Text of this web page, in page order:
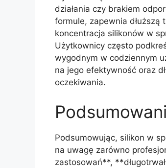
działania czy brakiem
formule, zapewnia dłuższą
koncentracja silikonów w
Użytkownicy często
wygodnym w codziennym
na jego efektywność oraz
oczekiwania.
Podsumowując, silikon w
na uwagę zarówno
zastosowań**,